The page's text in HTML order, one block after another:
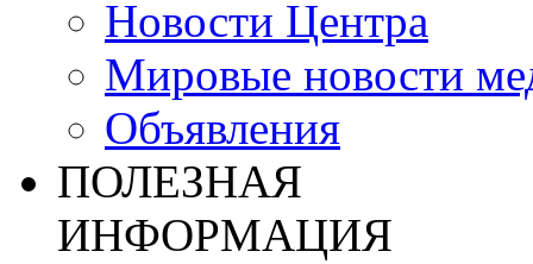
Новости Центра
Мировые новости
Объявления
ПОЛЕЗНАЯ
ИНФОРМАЦИЯ